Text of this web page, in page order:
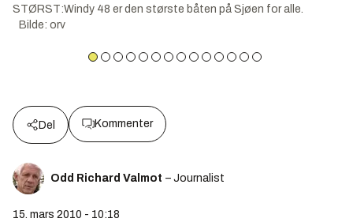
STØRST:Windy 48 er den største båten på Sjøen for alle.
Bilde: orv
Del Kommenter
Odd Richard Valmot – Journalist
15. mars 2010 - 10:18